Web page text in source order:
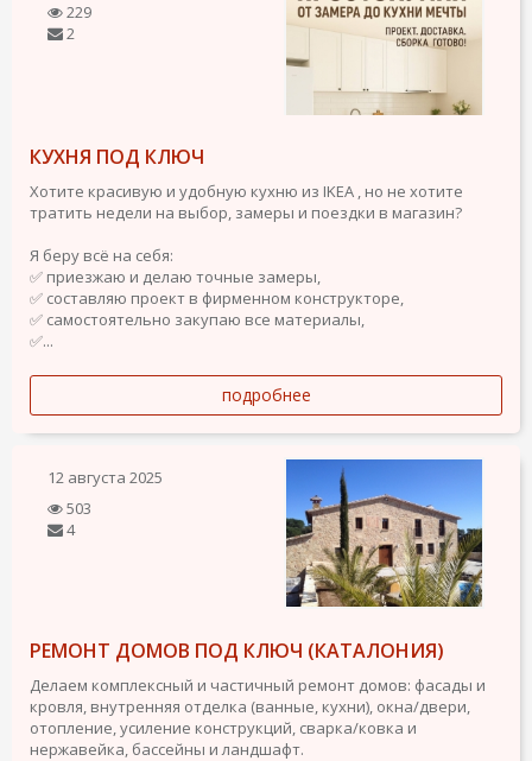
229
2
КУХНЯ ПОД КЛЮЧ
Хотите красивую и удобную кухню из IKEA , но не хотите
тратить недели на выбор, замеры и поездки в магазин?
Я беру всё на себя:
✅ приезжаю и делаю точные замеры,
✅ составляю проект в фирменном конструкторе,
✅ самостоятельно закупаю все материалы,
✅...
подробнее
12 августа 2025
503
4
РЕМОНТ ДОМОВ ПОД КЛЮЧ (КАТАЛОНИЯ)
Делаем комплексный и частичный ремонт домов: фасады и
кровля, внутренняя отделка (ванные, кухни), окна/двери,
отопление, усиление конструкций, сварка/ковка и
нержавейка, бассейны и ландшафт.